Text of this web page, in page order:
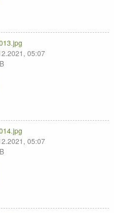
05:07
05:07